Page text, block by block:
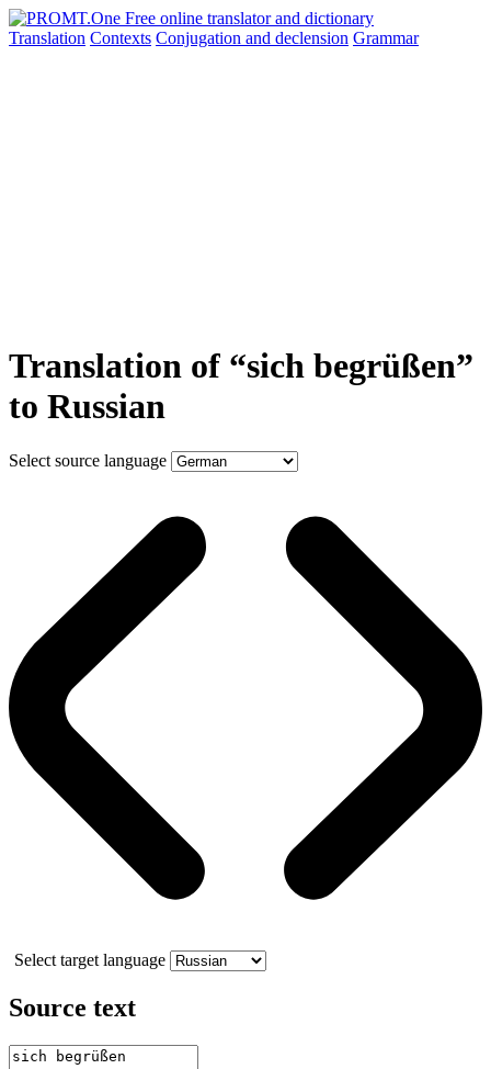
Translation Contexts Conjugation and declension Grammar
Translation of “sich begrüßen”
to Russian
Select source language
Select target language
Source text